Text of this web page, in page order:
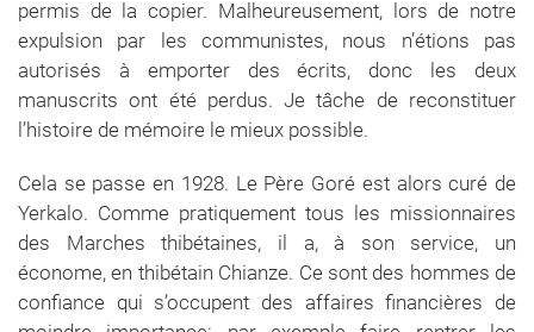
permis de la copier. Malheureusement, lors de notre
expulsion par les communistes, nous n’étions pas
autorisés à emporter des écrits, donc les deux
manuscrits ont été perdus. Je tâche de reconstituer
l’histoire de mémoire le mieux possible.
Cela se passe en 1928. Le Père Goré est alors curé de
Yerkalo. Comme pratiquement tous les missionnaires
des Marches thibétaines, il a, à son service, un
économe, en thibétain Chianze. Ce sont des hommes de
confiance qui s’occupent des affaires financières de